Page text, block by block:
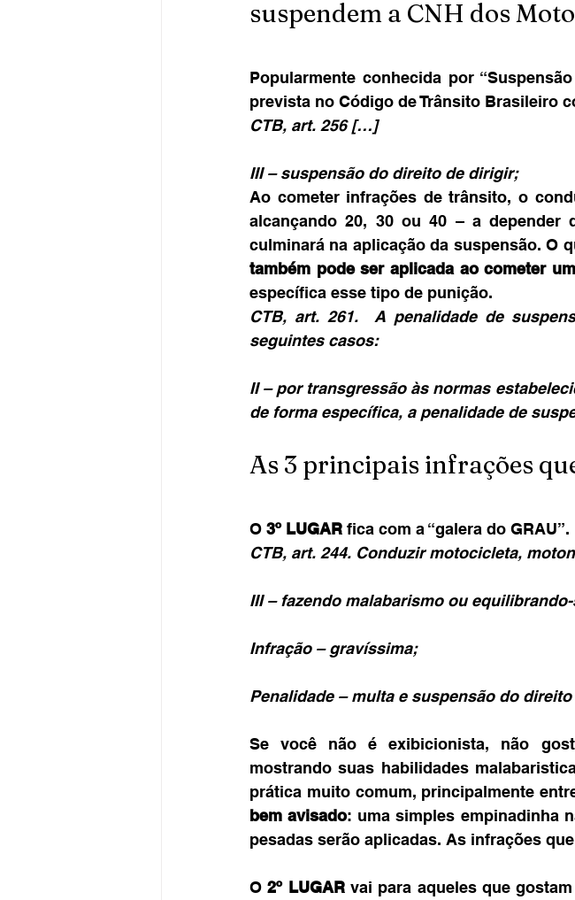
suspendem a CNH dos
Popularmente conhecida por
prevista no Código de Trânsito Brasileiro
CTB, art. 256 […]
III – suspensão do direito de dirigir;
Ao cometer infrações de trânsito, o
alcançando 20, 30 ou 40 – a depender
culminará na aplicação da suspensão. O
também pode ser aplicada ao cometer
específica esse tipo de punição.
CTB, art. 261.  A penalidade de
seguintes casos:
II – por transgressão às normas
de forma específica, a penalidade de
As 3 principais infrações
O 3º LUGAR fica com a “galera do GRAU”.
CTB, art. 244. Conduzir motocicleta,
III – fazendo malabarismo ou
Infração – gravíssima;
Penalidade – multa e suspensão do
Se você não é exibicionista, não
mostrando suas habilidades
prática muito comum, principalmente
bem avisado: uma simples empinadinha
pesadas serão aplicadas. As infrações
O 2º LUGAR vai para aqueles que